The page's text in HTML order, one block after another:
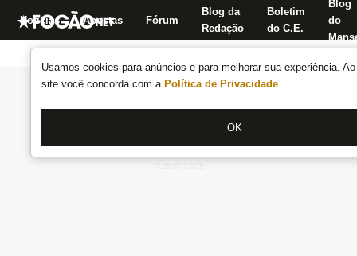
Usamos cookies para anúncios e para melhorar sua experiência.
site você concorda com a Política de Privacidade .
OK
Notícias Apostas Fórum
Blog da
Redação
Boletim
do C.E.
Blog
do